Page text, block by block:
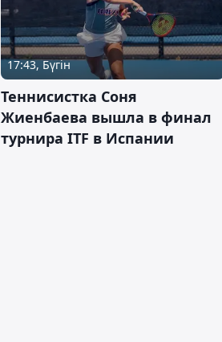
17:43, Бүгін
Теннисистка Соня
Жиенбаева вышла в финал
турнира ITF в Испании